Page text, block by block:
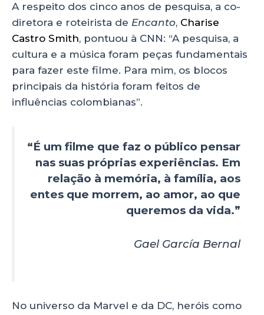
A respeito dos cinco anos de pesquisa, a co-
diretora e roteirista de Encanto, Charise
Castro Smith, pontuou à CNN: “A pesquisa, a
cultura e a música foram peças fundamentais
para fazer este filme. Para mim, os blocos
principais da história foram feitos de
influências colombianas”.
“É um filme que faz o público pensar
nas suas próprias experiências. Em
relação à memória, à família, aos
entes que morrem, ao amor, ao que
queremos da vida.”
Gael García Bernal
No universo da Marvel e da DC, heróis como